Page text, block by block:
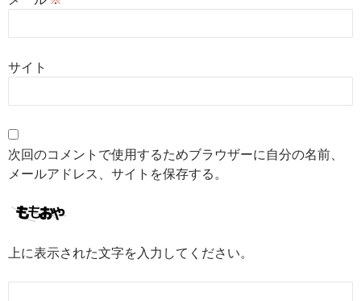
サイト
次回のコメントで使用するためブラウザーに自分の名前、
メールアドレス、サイトを保存する。
上に表示された文字を入力してください。